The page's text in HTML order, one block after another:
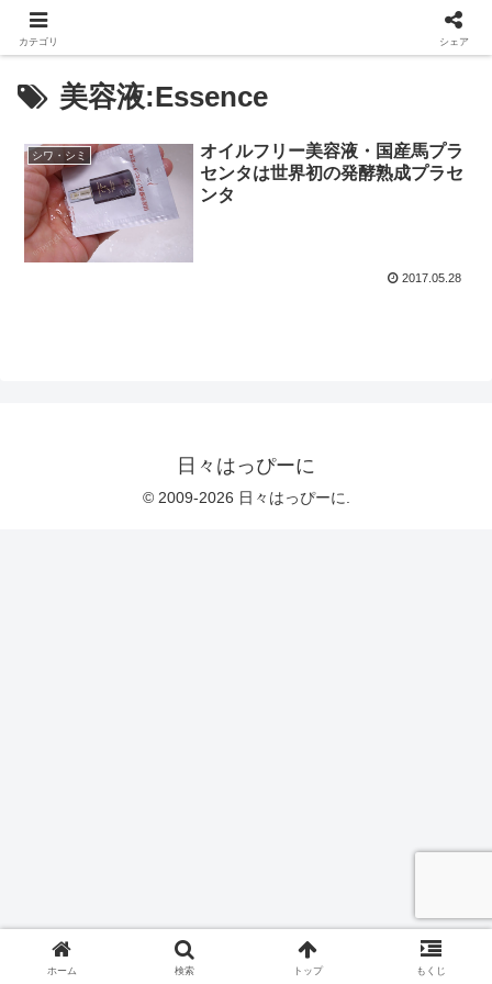
美容液:Essence
シワ・シミ
オイルフリー美容液・国産馬プラ
センタは世界初の発酵熟成プラセ
ンタ
2017.05.28
日々はっぴーに
© 2009-2026 日々はっぴーに.
カテゴリ シェア
ホーム 検索 トップ もくじ